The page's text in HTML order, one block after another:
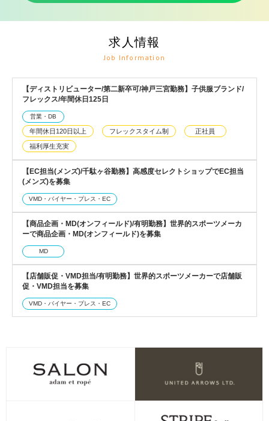
求人情報
Job Information
【ディストリビューター/第二新卒可/神戸三宮勤務】子供服ブランド/
フレックス/年間休日125日
営業・DB
年間休日120日以上 フレックスタイム制 正社員
福利厚生充実
【EC担当(メンズ)/千駄ヶ谷勤務】高感度セレクトショップでEC担当
(メンズ)を募集
VMD・バイヤー・プレス・EC
【商品企画・MD(オンフィールド)/有明勤務】世界的スポーツメーカ
ーで商品企画・MD(オンフィールド)を募集
MD
【店舗販促・VMD担当/有明勤務】世界的スポーツメーカーで店舗販
促・VMD担当を募集
VMD・バイヤー・プレス・EC